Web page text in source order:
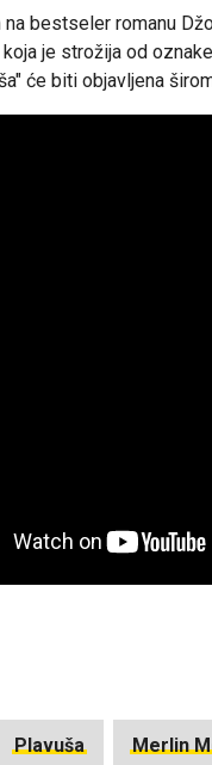
na bestseler romanu
je strožija od
će biti objavljena
Plavuša Merlin